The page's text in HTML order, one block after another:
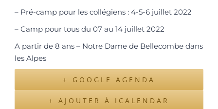
– Pré-camp pour les collégiens : 4-5-6 juillet 2022
– Camp pour tous du 07 au 14 juillet 2022
A partir de 8 ans – Notre Dame de Bellecombe dans
les Alpes
+ GOOGLE AGENDA
+ AJOUTER À ICALENDAR